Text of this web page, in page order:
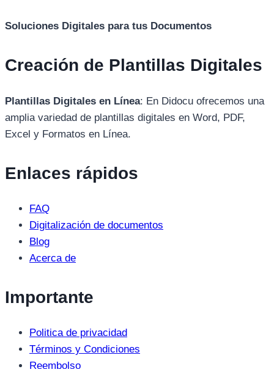
Soluciones Digitales para tus Documentos
Creación de Plantillas Digitales
Plantillas Digitales en Línea: En Didocu ofrecemos una
amplia variedad de plantillas digitales en Word, PDF,
Excel y Formatos en Línea.
Enlaces rápidos
FAQ
Digitalización de documentos
Blog
Acerca de
Importante
Politica de privacidad
Términos y Condiciones
Reembolso